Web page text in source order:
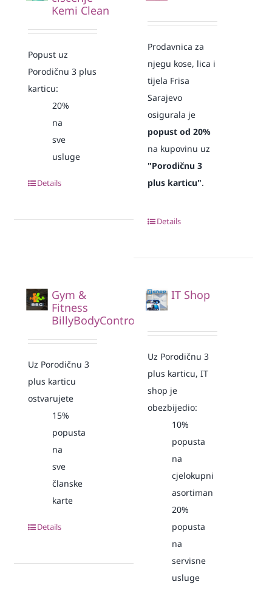
Kemi Clean
Popust uz
Porodičnu 3 plus
karticu:
20%
na
sve
usluge
Details
Prodavnica za
njegu kose, lica i
tijela Frisa
Sarajevo
osigurala je
popust od 20%
na kupovinu uz
"Porodičnu 3
plus karticu".
Details
Gym &
Fitness
BillyBodyControl
Uz Porodičnu 3
plus karticu
ostvarujete
15%
popusta
na
sve
članske
karte
Details
IT Shop
Uz Porodičnu 3
plus karticu, IT
shop je
obezbijedio:
10%
popusta
na
cjelokupni
asortiman
20%
popusta
na
servisne
usluge